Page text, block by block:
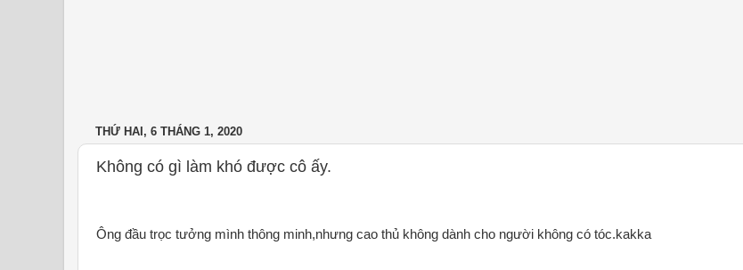
THỨ HAI, 6 THÁNG 1, 2020
Không có gì làm khó được cô ấy.
Ông đầu trọc tưởng mình thông minh,nhưng cao thủ không dành cho người không có tóc.kakka